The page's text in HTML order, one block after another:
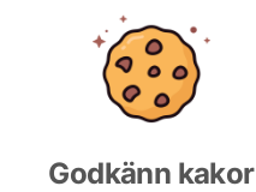
Match mot Kvarnsvedens IK Blå
Sportfältet 5Godkänn kakor